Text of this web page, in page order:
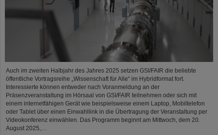
Auch im zweiten Halbjahr des Jahres 2025 setzen GSI/FAIR die beliebte
öffentliche Vortragsreihe „Wissenschaft für Alle“ im Hybridformat fort.
Interessierte können entweder nach Voranmeldung an der
Präsenzveranstaltung im Hörsaal von GSI/FAIR teilnehmen oder sich mit
einem internetfähigen Gerät wie beispielsweise einem Laptop, Mobiltelefon
oder Tablet über einen Einwahllink in die Übertragung der Veranstaltung per
Videokonferenz einwählen. Das Programm beginnt am Mittwoch, dem 20.
August 2025,…